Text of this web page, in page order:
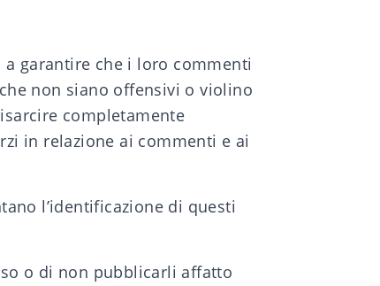
garantire che i loro commenti
non siano offensivi o violino
completamente
in relazione ai commenti e ai
l’identificazione di questi
o di non pubblicarli affatto